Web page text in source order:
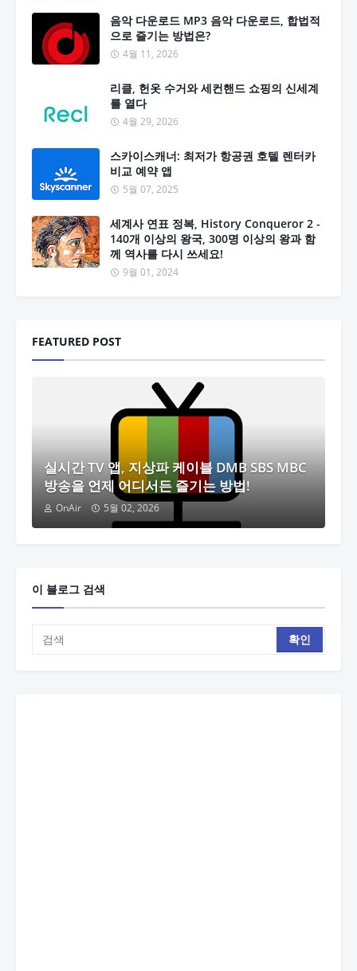
음악 다운로드 MP3 음악 다운로드, 합법적
으로 즐기는 방법은?
4월 11, 2026
리클, 헌옷 수거와 세컨핸드 쇼핑의 신세계
를 열다
4월 29, 2026
스카이스캐너: 최저가 항공권 호텔 렌터카
비교 예약 앱
5월 07, 2025
세계사 연표 정복, History Conqueror 2 -
140개 이상의 왕국, 300명 이상의 왕과 함
께 역사를 다시 쓰세요!
9월 01, 2024
FEATURED POST
실시간 TV 앱, 지상파 케이블 DMB SBS MBC
방송을 언제 어디서든 즐기는 방법!
OnAir 5월 02, 2026
이 블로그 검색